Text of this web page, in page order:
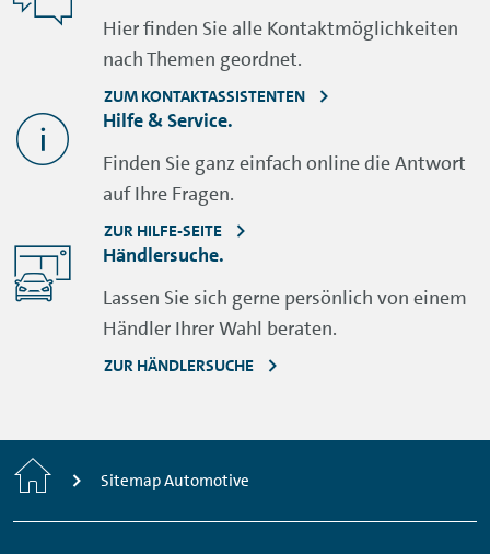
Hier finden Sie alle Kontaktmöglichkeiten
nach Themen geordnet.
ZUM KONTAKTASSISTENTEN
Hilfe & Service.
Finden Sie ganz einfach online die Antwort
auf Ihre Fragen.
ZUR HILFE-SEITE
Händlersuche.
Lassen Sie sich gerne persönlich von einem
Händler Ihrer Wahl beraten.
ZUR HÄNDLERSUCHE
StartseiteSitemap Automotive